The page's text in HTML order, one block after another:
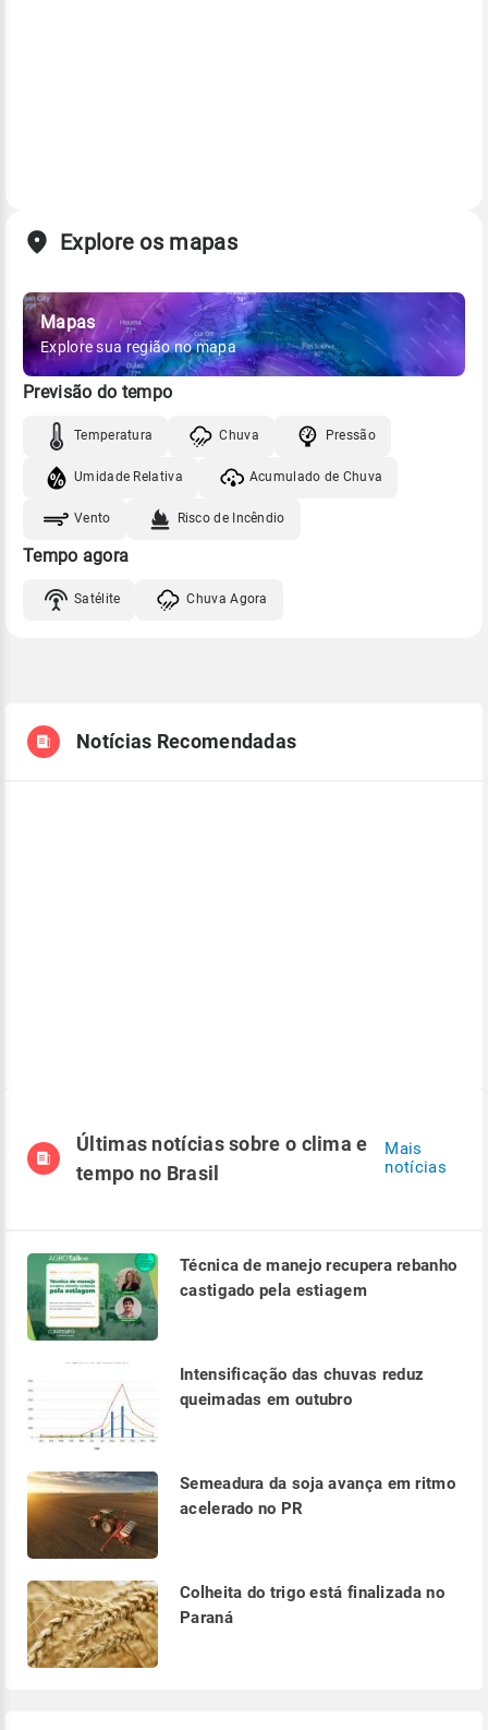
Explore os mapas
Mapas
Explore sua região no mapa
Previsão do tempo
Temperatura Chuva Pressão
Umidade Relativa Acumulado de Chuva
Vento Risco de Incêndio
Tempo agora
Satélite Chuva Agora
Notícias Recomendadas
Últimas notícias sobre o clima e
tempo no Brasil
Mais
notícias
Técnica de manejo recupera rebanho
castigado pela estiagem
Intensificação das chuvas reduz
queimadas em outubro
Semeadura da soja avança em ritmo
acelerado no PR
Colheita do trigo está finalizada no
Paraná